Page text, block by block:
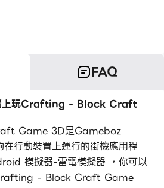
FAQ
上玩Crafting - Block Craft
Game 3D是Gameboz
行動裝置上運行的街機應用程
模擬器-雷電模擬器 ，你可以
- Block Craft Game